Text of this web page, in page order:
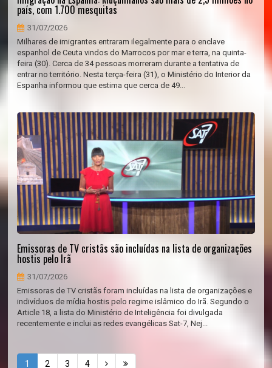
país, com 1.700 mesquitas
31/07/2026
Milhares de imigrantes entraram ilegalmente para o enclave
espanhol de Ceuta vindos do Marrocos por mar e terra, na quinta-
feira (30). Cerca de 34 pessoas morreram durante a tentativa de
entrar no território. Nesta terça-feira (31), o Ministério do Interior da
Espanha informou que estima que cerca de 49...
Emissoras de TV cristãs são incluídas na lista de organizações
hostis pelo Irã
31/07/2026
Emissoras de TV cristãs foram incluídas na lista de organizações e
indivíduos de mídia hostis pelo regime islâmico do Irã. Segundo o
Article 18, a lista do Ministério de Inteligência foi divulgada
recentemente e inclui as redes evangélicas Sat-7, Nej...
1 2 3 4